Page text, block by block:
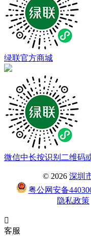
绿联官方商城
微信中长按识别二维码
© 2026 深圳
粤公网安备
隐私政策

客服